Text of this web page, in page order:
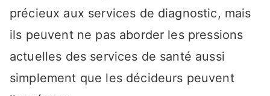
précieux aux services de diagnostic, mais
ils peuvent ne pas aborder les pressions
actuelles des services de santé aussi
simplement que les décideurs peuvent